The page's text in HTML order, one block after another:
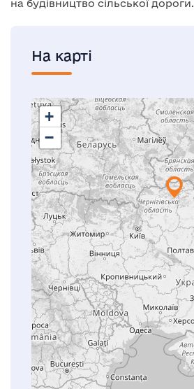
на будівництво сільської дороги.
На карті
+
−